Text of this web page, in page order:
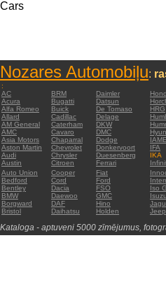
Cars
Nozares Automobiļu:
:
AC
BRM Daimler
Acura
Bugatti Datsun
Alfa Romeo
Buick De Tomaso HRG
Allard
Cadillac Delage
AM General
Caterham DKW
AMC
Cavaro DMC
Asia Motors
Chaparral Dodge IAME
Aston Martin
Chevrolet Donkervoort IFA
Audi
Chrysler Duesenberg IKA
Austin
Citroen Ferrari
Auto Union
Cooper Fiat
Bedford
Cord Ford
Bentley
Dacia FSO Iso
BMW
Daewoo GMC Isuzu
Borgward
DAF Hino
Bristol
Daihatsu Holden Jeep
Kataloga - aptuveni 5000 zīmējumus,